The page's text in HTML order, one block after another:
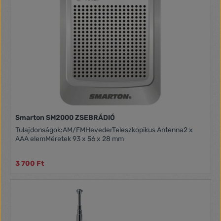
Smarton SM2000 ZSEBRÁDIÓ
Tulajdonságok:AM/FMHevederTeleszkopikus Antenna2 x
AAA elemMéretek 93 x 56 x 28 mm
3 700 Ft